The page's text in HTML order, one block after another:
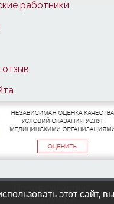
работники
Противодействие
коррупцииэтот сайт,